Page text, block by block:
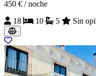
450 € / noche
18
10 5 Sin